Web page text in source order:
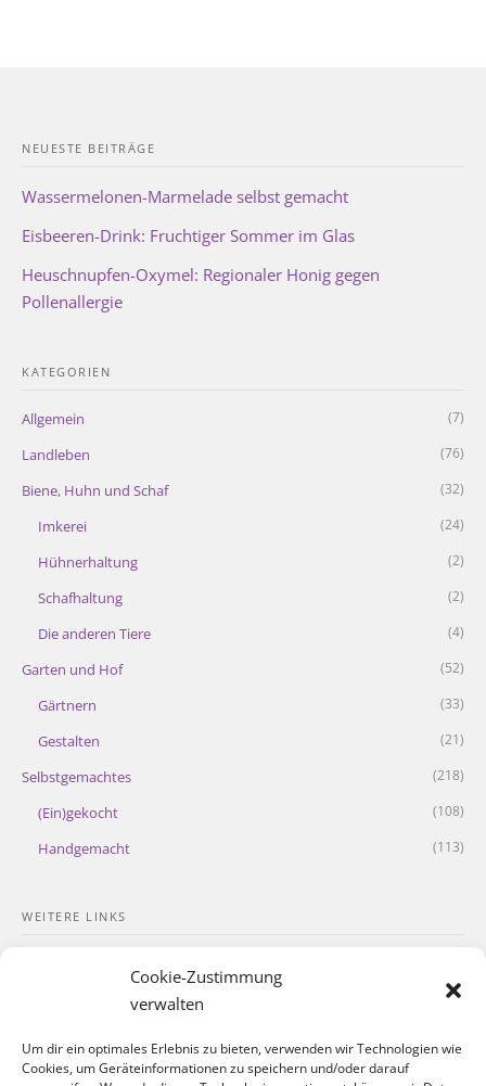
Cookie-Zustimmung
verwalten
Um dir ein optimales Erlebnis zu bieten, verwenden wir Technologien wie
Cookies, um Geräteinformationen zu speichern und/oder darauf
NEUESTE BEITRÄGE
Wassermelonen-Marmelade selbst gemacht
Eisbeeren-Drink: Fruchtiger Sommer im Glas
Heuschnupfen-Oxymel: Regionaler Honig gegen
Pollenallergie
KATEGORIEN
Allgemein (7)
Landleben (76)
Biene, Huhn und Schaf (32)
Imkerei (24)
Hühnerhaltung (2)
Schafhaltung (2)
Die anderen Tiere (4)
Garten und Hof (52)
Gärtnern (33)
Gestalten (21)
Selbstgemachtes (218)
(Ein)gekocht (108)
Handgemacht (113)
WEITERE LINKS
Cookie-Richtlinie